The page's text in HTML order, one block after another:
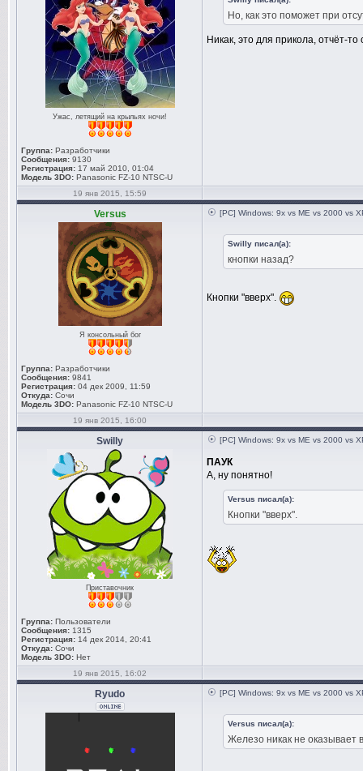
Display
Workstation
PhysX
6.0.1 driver
Settings
Server
Display
Center
Compatible
Windows
Server
Ужас, летящий на крыльях ночи!
Группа: Разработчики
Сообщения: 9130
Регистрация: 17 май 2010, 01:04
Модель 3DO: Panasonic FZ-10 NTSC-U
Но, как это поможет при
Никак, это для прикола, отчёт-то
19 янв 2015, 15:59
Versus
Я консольный бог
Группа: Разработчики
Сообщения: 9841
Регистрация: 04 дек 2009, 11:59
Откуда: Сочи
Модель 3DO: Panasonic FZ-10 NTSC-U
[PC] Windows: 9x vs ME vs 2000 vs
Swilly писал(а):
кнопки назад?
Кнопки "вверх".
19 янв 2015, 16:00
Swilly
Приставочник
Группа: Пользователи
Сообщения: 1315
Регистрация: 14 дек 2014, 20:41
Откуда: Сочи
Модель 3DO: Нет
[PC] Windows: 9x vs ME vs 2000 vs
ПАУК
А, ну понятно!
Versus писал(а):
Кнопки "вверх".
19 янв 2015, 16:02
Ryudo [PC] Windows: 9x vs ME vs 2000 vs
Versus писал(а):
Железо никак не оказывает